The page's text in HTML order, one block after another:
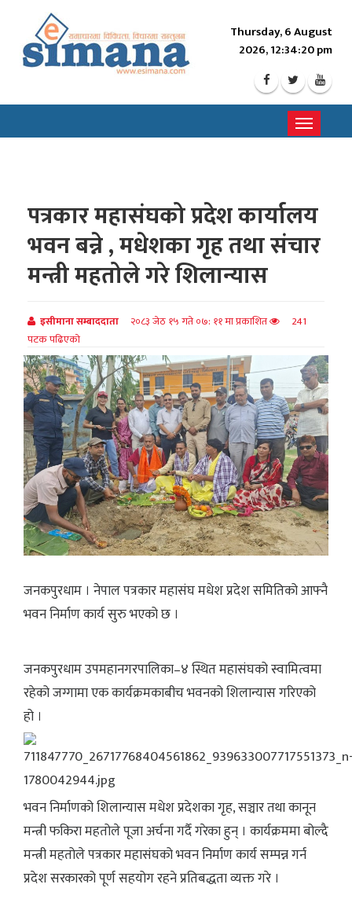
Thursday, 6 August
2026, 12:34:22 pm
Toggle
पत्रकार महासंघको प्रदेश कार्यालय
भवन बन्ने , मधेशका गृह तथा संचार
मन्त्री महतोले गरे शिलान्यास
इसीमाना सम्बाददाता २०८३ जेठ १५ गते ०७: ११ मा प्रकाशित
241
पटक पढिएको
जनकपुरधाम । नेपाल पत्रकार महासंघ मधेश प्रदेश समितिको आफ्नै
भवन निर्माण कार्य सुरु भएको छ ।
जनकपुरधाम उपमहानगरपालिका–४ स्थित महासंघको स्वामित्वमा
रहेको जग्गामा एक कार्यक्रमकाबीच भवनको शिलान्यास गरिएको
हो ।
भवन निर्माणको शिलान्यास मधेश प्रदेशका गृह, सञ्चार तथा कानून
मन्त्री फकिरा महतोले पूजा अर्चना गर्दै गरेका हुन् । कार्यक्रममा बोल्दै
मन्त्री महतोले पत्रकार महासंघको भवन निर्माण कार्य सम्पन्न गर्न
प्रदेश सरकारको पूर्ण सहयोग रहने प्रतिबद्धता व्यक्त गरे ।